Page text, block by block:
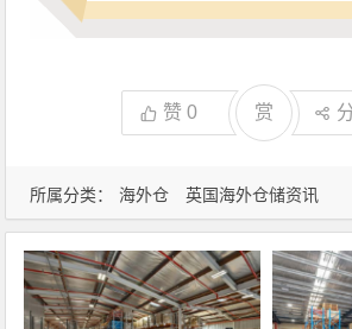
所属分类： 海外仓 英国海外仓储资讯
赞0 赏